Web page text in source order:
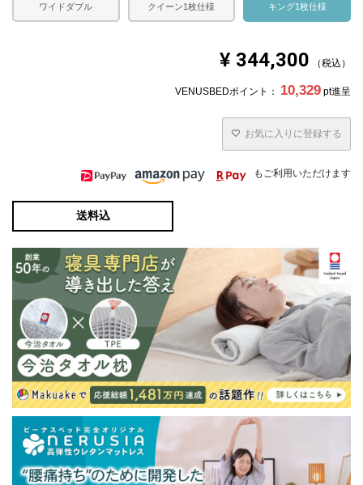
ワイドダブル クイーン1枚仕様 キング1枚仕様
¥ 344,300 税込
VENUSBEDポイント： 10,329 pt進呈
お気に入りに登録する
もご利用いただけます
送料込